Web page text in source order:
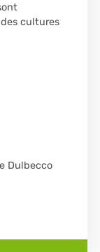
cultures
Dulbecco